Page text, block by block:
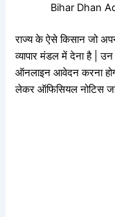
Bihar Dhan
राज्य के ऐसे किसान जो
व्यापार मंडल में देना है |
ऑनलाइन आवेदन करना
लेकर ऑफिसियल नोटिस